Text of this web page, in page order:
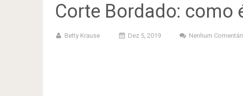
Corte Bordado: como
Betty Krause Dez 5, 2019 Nenhum